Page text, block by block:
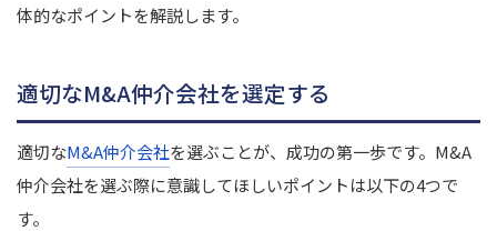
体的なポイントを解説します。
適切なM&A仲介会社を選定する
適切なM&A仲介会社を選ぶことが、成功の第一歩です。M&A
仲介会社を選ぶ際に意識してほしいポイントは以下の4つで
す。